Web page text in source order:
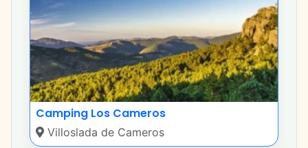
Camping Los Cameros
Villoslada de Cameros